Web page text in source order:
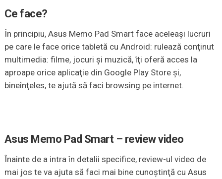
Ce face?
În principiu, Asus Memo Pad Smart face aceleaşi lucruri
pe care le face orice tabletă cu Android: rulează conţinut
multimedia: filme, jocuri şi muzică, îţi oferă acces la
aproape orice aplicaţie din Google Play Store şi,
bineînţeles, te ajută să faci browsing pe internet.
Asus Memo Pad Smart – review video
Înainte de a intra în detalii specifice, review-ul video de
mai jos te va ajuta să faci mai bine cunoştinţă cu Asus